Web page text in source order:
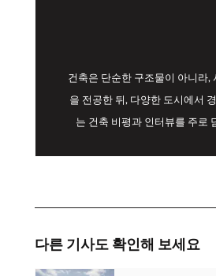
건축은 단순한 구조물이 아니라
을 전공한 뒤, 다양한 도시에서
는 건축 비평과 인터뷰를 주로
다른 기사도 확인해 보세요